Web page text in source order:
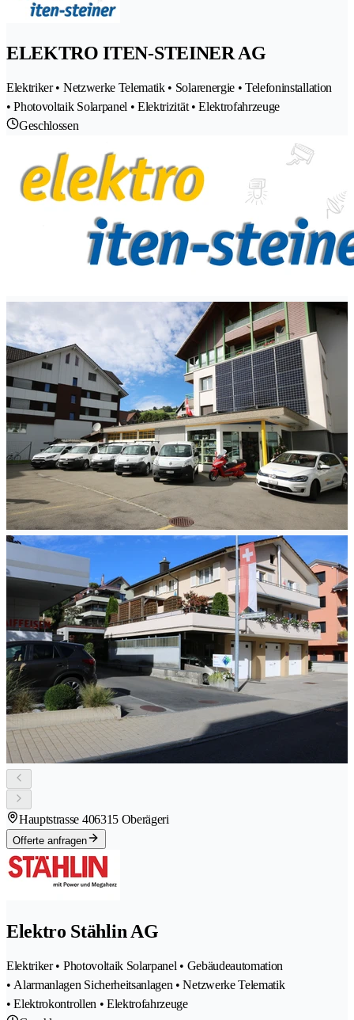
ELEKTRO ITEN-STEINER AG
Elektriker • Netzwerke Telematik • Solarenergie • Telefoninstallation
• Photovoltaik Solarpanel • Elektrizität • Elektrofahrzeuge
Geschlossen
Hauptstrasse 406315 Oberägeri
Offerte anfragen
Elektro Stählin AG
Elektriker • Photovoltaik Solarpanel • Gebäudeautomation
• Alarmanlagen Sicherheitsanlagen • Netzwerke Telematik
• Elektrokontrollen • Elektrofahrzeuge